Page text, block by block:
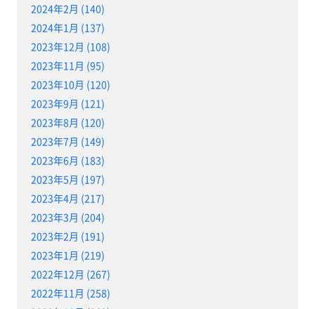
2024年2月 (140)
2024年1月 (137)
2023年12月 (108)
2023年11月 (95)
2023年10月 (120)
2023年9月 (121)
2023年8月 (120)
2023年7月 (149)
2023年6月 (183)
2023年5月 (197)
2023年4月 (217)
2023年3月 (204)
2023年2月 (191)
2023年1月 (219)
2022年12月 (267)
2022年11月 (258)